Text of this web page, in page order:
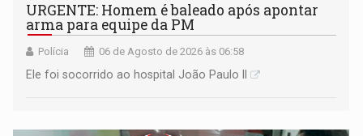
URGENTE: Homem é baleado após apontar
arma para equipe da PM
Polícia 06 de Agosto de 2026 às 06:58
Ele foi socorrido ao hospital João Paulo II